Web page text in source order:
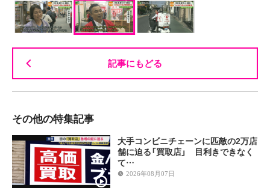
記事にもどる
その他の特集記事
大手コンビニチェーンに匹敵の2万店
舗に迫る「買取店」 目利きできなく
て…
2026年08月07日